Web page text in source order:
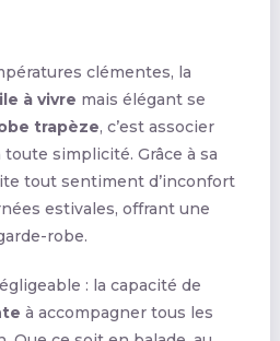
clémentes, la
à vivre mais élégant se
trapèze, c’est associer
toute simplicité. Grâce à sa
tout sentiment d’inconfort
estivales, offrant une
robe.
: la capacité de
à accompagner tous les